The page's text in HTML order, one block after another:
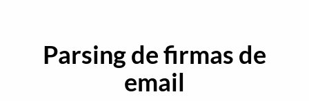
Parsing de firmas de
email